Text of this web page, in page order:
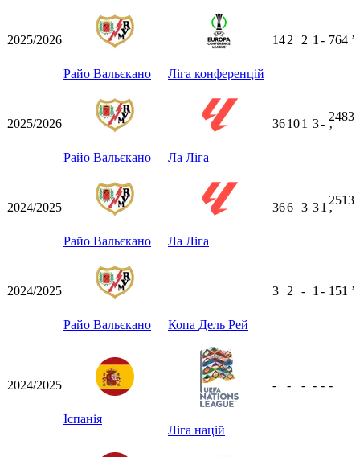
2025/2026
Райо Вальєкано Ліга конференцій
142 2 1 - 764 ʼ
2025/2026
Райо Вальєкано Ла Ліга
36101 3-
2483
ʼ
2024/2025
Райо Вальєкано Ла Ліга
366 3 31
2513
ʼ
2024/2025
Райо Вальєкано Копа Дель Рей
3 2 - 1 - 151 ʼ
2024/2025
Іспанія
Ліга націй
- - - - - -